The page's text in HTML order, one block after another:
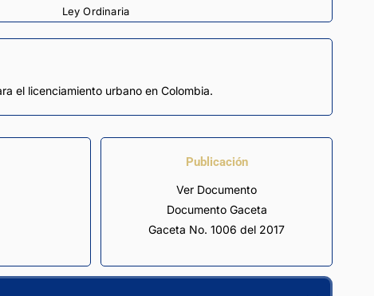
Ley Ordinaria
el licenciamiento urbano en Colombia.
Publicación
Ver Documento
Documento Gaceta
Gaceta No. 1006 del 2017